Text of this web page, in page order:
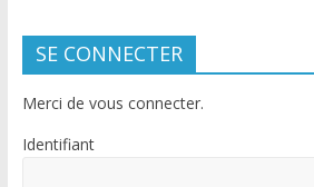
SE CONNECTER
Merci de vous connecter.
Identifiant